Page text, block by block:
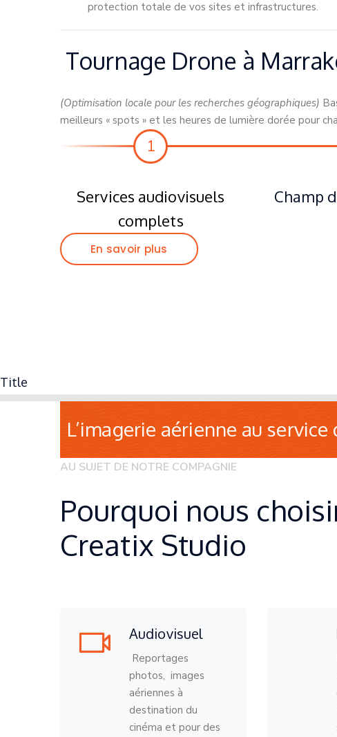
protection totale de vos sites et infrastructures.
Tournage Drone à
(Optimisation locale pour les recherches géographiques)
meilleurs « spots » et les heures de lumière dorée pour
1
Services audiovisuels
complets
Champ
En savoir plus
Title
L’imagerie aérienne au
AU SUJET DE NOTRE COMPAGNIE
Pourquoi nous
Creatix Studio
Audiovisuel
Reportages
photos, images
aériennes à
destination du
cinéma et pour des